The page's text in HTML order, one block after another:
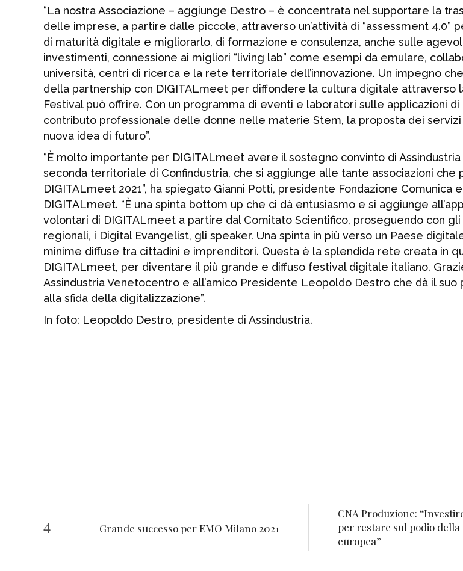
“La nostra Associazione – aggiunge Destro – è concentrata nel supportare la
delle imprese, a partire dalle piccole, attraverso un’attività di “assessment 4.0”
di maturità digitale e migliorarlo, di formazione e consulenza, anche sulle
investimenti, connessione ai migliori “living lab” come esempi da emulare,
università, centri di ricerca e la rete territoriale dell’innovazione. Un impegno
della partnership con DIGITALmeet per diffondere la cultura digitale attraverso
Festival può offrire. Con un programma di eventi e laboratori sulle applicazioni di
contributo professionale delle donne nelle materie Stem, la proposta dei servizi
nuova idea di futuro”.
“È molto importante per DIGITALmeet avere il sostegno convinto di
seconda territoriale di Confindustria, che si aggiunge alle tante associazioni che
DIGITALmeet 2021”, ha spiegato Gianni Potti, presidente Fondazione Comunica
DIGITALmeet. “È una spinta bottom up che ci dà entusiasmo e si aggiunge
volontari di DIGITALmeet a partire dal Comitato Scientifico, proseguendo con gli
regionali, i Digital Evangelist, gli speaker. Una spinta in più verso un Paese
minime diffuse tra cittadini e imprenditori. Questa è la splendida rete creata in
DIGITALmeet, per diventare il più grande e diffuso festival digitale italiano.
Assindustria Venetocentro e all’amico Presidente Leopoldo Destro che dà il
alla sfida della digitalizzazione”.
In foto: Leopoldo Destro, presidente di Assindustria.
Grande successo per EMO Milano 2021
CNA Produzione:
per restare sul podio
europea”